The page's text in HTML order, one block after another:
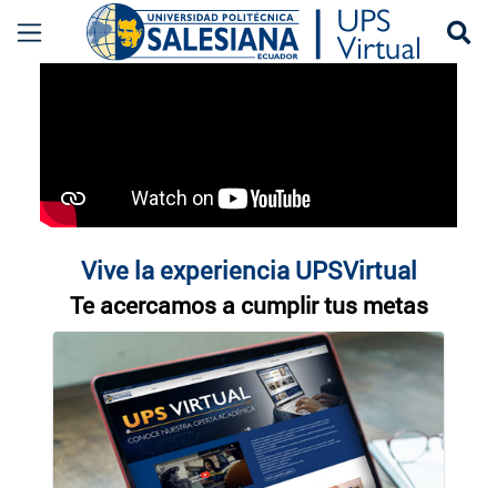
Vive la experiencia UPSVirtual
Te acercamos a cumplir tus metas